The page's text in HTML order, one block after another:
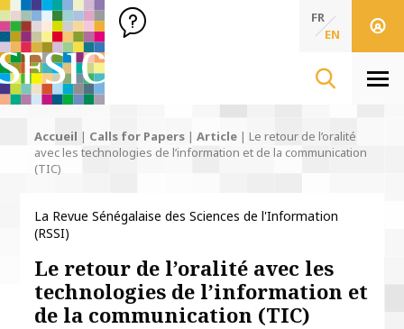
SFSIC Société Française des Sciences de l'Information & de
Société Française des Sciences de
FR
EN
Accueil | Calls for Papers | Article | Le retour de l’oralité
avec les technologies de l’information et de la communication
(TIC)
La Revue Sénégalaise des Sciences de l'Information
(RSSI)
Le retour de l’oralité avec les
technologies de l’information et
de la communication (TIC)